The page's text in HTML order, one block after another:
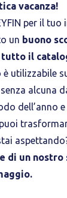
vacanza!
per il tuo
un buono
il
utilizzabile
alcuna
dell’anno
di un
Cookie